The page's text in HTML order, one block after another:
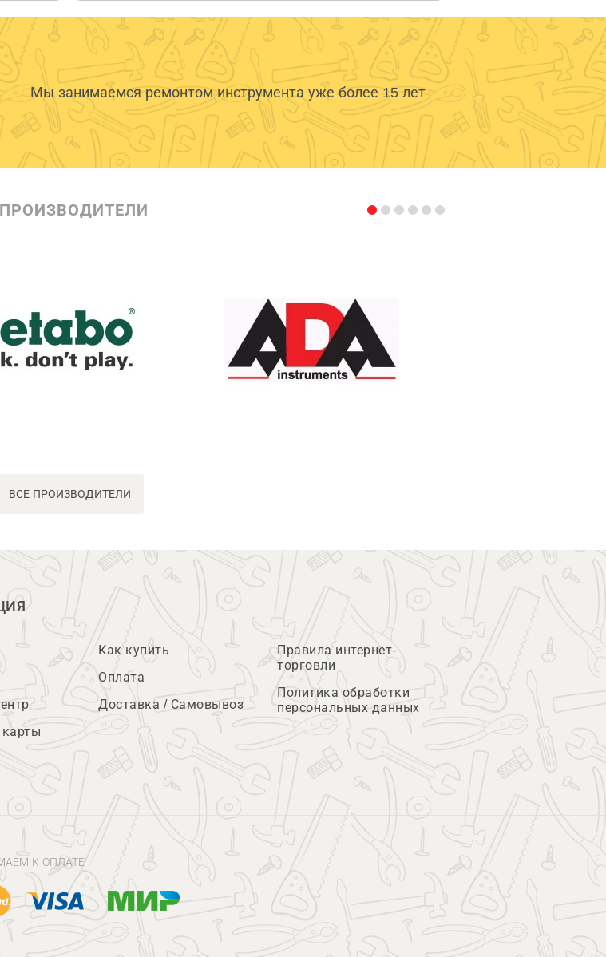
Мы занимаемся ремонтом инструмента уже более 15 лет
ПРОИЗВОДИТЕЛИ
ВСЕ ПРОИЗВОДИТЕЛИ
Как купить
Оплата
Доставка / Самовывоз
Правила интернет-
торговли
Политика обработки
персональных данных
К ОПЛАТЕ